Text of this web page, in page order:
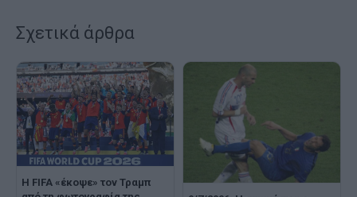
Σχετικά άρθρα
Η FIFA «έκοψε» τον Τραμπ